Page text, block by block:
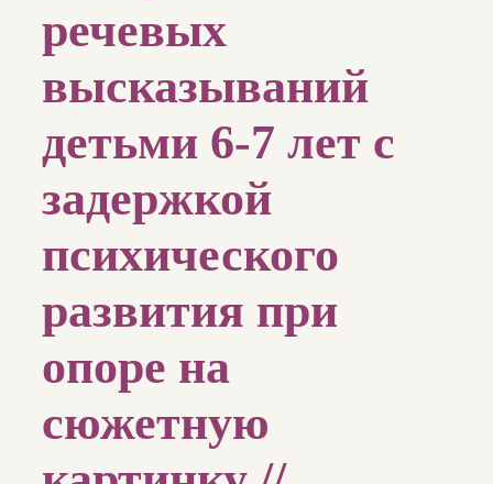
речевых
высказываний
детьми 6-7 лет с
задержкой
психического
развития при
опоре на
сюжетную